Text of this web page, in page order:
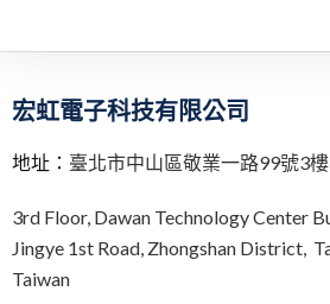
宏虹電子科技有限公司
地址： 臺北市中山區敬業一路99號3樓
3rd Floor, Dawan Technology Center
Jingye 1st Road, Zhongshan District,
Taiwan